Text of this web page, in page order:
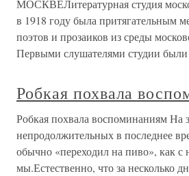
МОСКВЕЛитературная студия
в 1918 году была притягательным
поэтов и прозаиков из среды
Первыми слушателями студии были
Робкая похвала
Робкая похвала воспоминаниям На
непродолжительных в последнее
обычно «переходил на пиво», как с
мы.Естественно, что за несколько